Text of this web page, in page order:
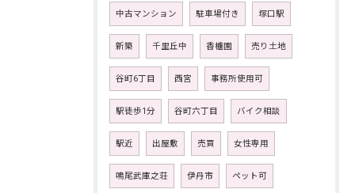
中古マンション 駐車場付き 塚口駅
新築 千里丘中 香櫨園 売り土地
谷町6丁目 西宮 事務所使用可
駅徒歩1分 谷町六丁目 バイク相談
駅近 出屋敷 売買 女性専用
鳴尾武庫之荘 伊丹市 ペット可